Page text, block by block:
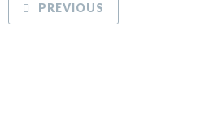
PREVIOUS